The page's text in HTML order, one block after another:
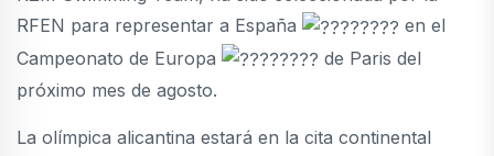
RFEN para representar a España
en el
Campeonato de Europa
de Paris del
próximo mes de agosto.
La olímpica alicantina estará en la cita continental